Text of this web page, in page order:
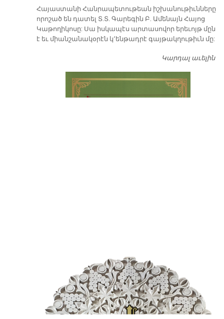
​Հայաստանի Հանրապետութեան իշխանութիւնները
որոշած են դատել Տ.Տ. Գարեգին Բ. Ամենայն Հայոց
Կաթողիկոսը: Սա իսկապէս արտասովոր երեւոյթ մըն
է եւ միանշանակօրէն կ՚ենթադրէ գայթակղութիւն մը:
Կարդալ աւելին